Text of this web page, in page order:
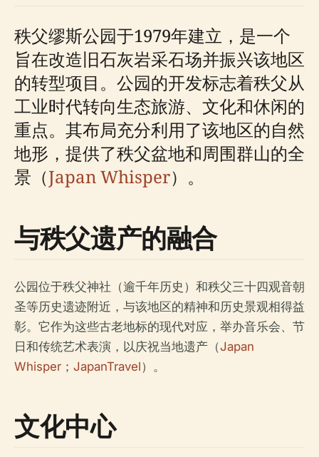
秩父缪斯公园于1979年建立，是一个
旨在改造旧石灰岩采石场并振兴该地区
的转型项目。公园的开发标志着秩父从
工业时代转向生态旅游、文化和休闲的
重点。其布局充分利用了该地区的自然
地形，提供了秩父盆地和周围群山的全
景（Japan Whisper）。
与秩父遗产的融合
公园位于秩父神社（逾千年历史）和秩父三十四观音朝
圣等历史遗迹附近，与该地区的精神和历史景观相得益
彰。它作为这些古老地标的现代对应，举办音乐会、节
日和传统艺术表演，以庆祝当地遗产（Japan
Whisper ； JapanTravel）。
文化中心